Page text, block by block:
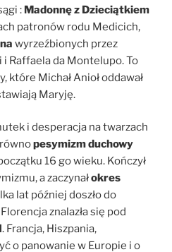
: Madonnę z Dzieciątkiem
patronów rodu Medicich,
wyrzeźbionych przez
Raffaela da Montelupo. To
które Michał Anioł oddawał
Maryję.
i desperacja na twarzach
pesymizm duchowy
16 go wieku. Kończył
a zaczynałokres
lat później doszło do
znalazła się pod
. Francja, Hiszpania,
o panowanie w Europie i o